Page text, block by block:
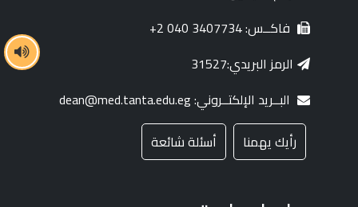
فاكــس: 3407734 040 2+
الرمز البريدي:31527
البــريد الإلكتــروني: dean@med.tanta.edu.eg
رأيك يهمنا
أسئلة شائعة